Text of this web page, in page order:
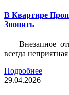
В Квартире
Звонить
Внезапное
всегда
Подробнее
29.04.2026